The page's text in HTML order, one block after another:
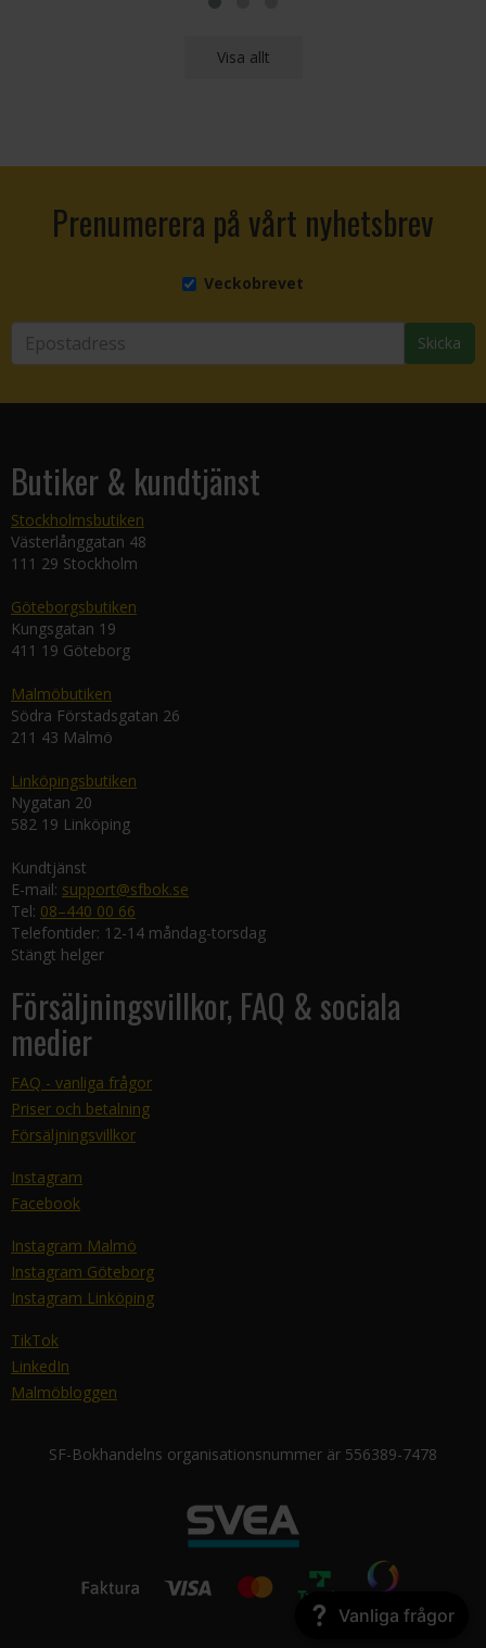
Visa allt
Prenumerera på vårt nyhetsbrev
Veckobrevet
Skicka
Butiker & kundtjänst
Stockholmsbutiken
Västerlånggatan 48
111 29 Stockholm
Göteborgsbutiken
Kungsgatan 19
411 19 Göteborg
Malmöbutiken
Södra Förstadsgatan 26
211 43 Malmö
Linköpingsbutiken
Nygatan 20
582 19 Linköping
Kundtjänst
E-mail: support@sfbok.se
Tel: 08–440 00 66
Telefontider: 12-14 måndag-torsdag
Stängt helger
Försäljningsvillkor, FAQ & sociala
medier
FAQ - vanliga frågor
Priser och betalning
Försäljningsvillkor
Instagram
Facebook
Instagram Malmö
Instagram Göteborg
Instagram Linköping
TikTok
LinkedIn
Malmöbloggen
SF-Bokhandelns organisationsnummer är 556389-7478
Vanliga frågor